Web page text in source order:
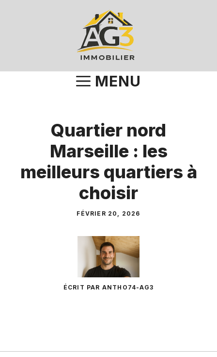
MENU
Quartier nord
Marseille : les
meilleurs quartiers à
choisir
FÉVRIER 20, 2026
ÉCRIT PAR ANTHO74-AG3